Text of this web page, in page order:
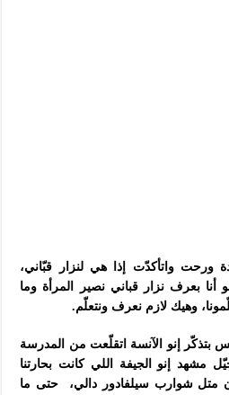
ورحت واتأكدّت إذا هي لنزار قبّاني،
أنا بعرف نزار قباني نصير المرأة وما
وهيك لازم نعرف ونتعلّم.
بتذكّر إنو الآنسة اتقلّعت من المدرسة
مشهد إنو الجيفة اللي كانت بحارتنا
متل شوارب سيلفادور دالي، حتى ما